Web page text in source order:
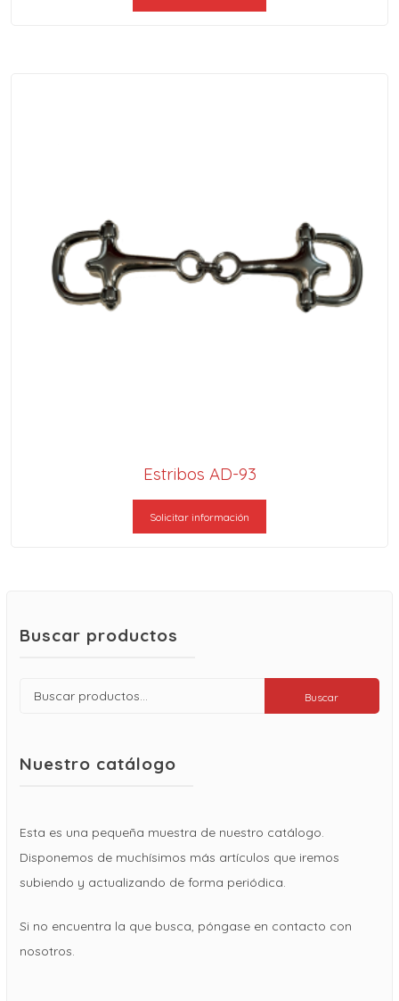
Estribos AD-93
Solicitar información
Buscar productos
Buscar
Buscar
Nuestro catálogo
Esta es una pequeña muestra de nuestro catálogo.
Disponemos de muchísimos más artículos que iremos
subiendo y actualizando de forma periódica.
Si no encuentra la que busca, póngase en contacto con
nosotros.